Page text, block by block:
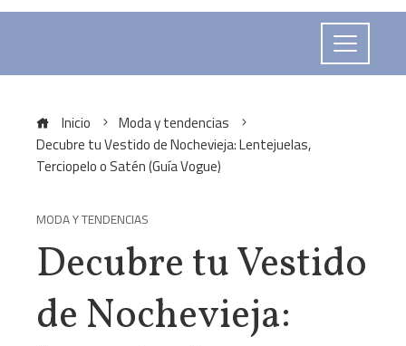
Inicio
Moda y tendencias
Decubre tu Vestido de Nochevieja: Lentejuelas,
Terciopelo o Satén (Guía Vogue)
MODA Y TENDENCIAS
Decubre tu Vestido
de Nochevieja: